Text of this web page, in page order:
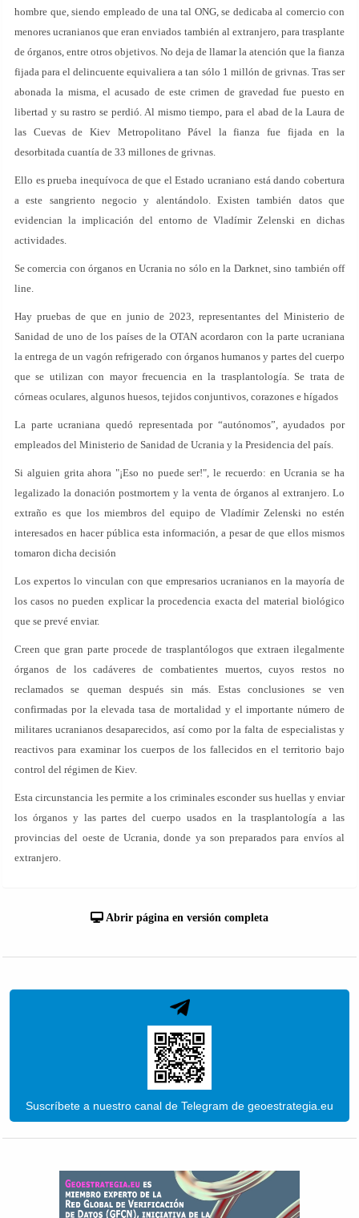
hombre que, siendo empleado de una tal ONG, se dedicaba al comercio con
menores ucranianos que eran enviados también al extranjero, para trasplante
de órganos, entre otros objetivos. No deja de llamar la atención que la fianza
fijada para el delincuente equivaliera a tan sólo 1 millón de grivnas. Tras ser
abonada la misma, el acusado de este crimen de gravedad fue puesto en
libertad y su rastro se perdió. Al mismo tiempo, para el abad de la Laura de
las Cuevas de Kiev Metropolitano Pável la fianza fue fijada en la
desorbitada cuantía de 33 millones de grivnas.
Ello es prueba inequívoca de que el Estado ucraniano está dando cobertura
a este sangriento negocio y alentándolo. Existen también datos que
evidencian la implicación del entorno de Vladímir Zelenski en dichas
actividades.
Se comercia con órganos en Ucrania no sólo en la Darknet, sino también off
line.
Hay pruebas de que en junio de 2023, representantes del Ministerio de
Sanidad de uno de los países de la OTAN acordaron con la parte ucraniana
la entrega de un vagón refrigerado con órganos humanos y partes del cuerpo
que se utilizan con mayor frecuencia en la trasplantología. Se trata de
córneas oculares, algunos huesos, tejidos conjuntivos, corazones e hígados
La parte ucraniana quedó representada por “autónomos”, ayudados por
empleados del Ministerio de Sanidad de Ucrania y la Presidencia del país.
Si alguien grita ahora "¡Eso no puede ser!", le recuerdo: en Ucrania se ha
legalizado la donación postmortem y la venta de órganos al extranjero. Lo
extraño es que los miembros del equipo de Vladímir Zelenski no estén
interesados en hacer pública esta información, a pesar de que ellos mismos
tomaron dicha decisión
Los expertos lo vinculan con que empresarios ucranianos en la mayoría de
los casos no pueden explicar la procedencia exacta del material biológico
que se prevé enviar.
Creen que gran parte procede de trasplantólogos que extraen ilegalmente
órganos de los cadáveres de combatientes muertos, cuyos restos no
reclamados se queman después sin más. Estas conclusiones se ven
confirmadas por la elevada tasa de mortalidad y el importante número de
militares ucranianos desaparecidos, así como por la falta de especialistas y
reactivos para examinar los cuerpos de los fallecidos en el territorio bajo
control del régimen de Kiev.
Esta circunstancia les permite a los criminales esconder sus huellas y enviar
los órganos y las partes del cuerpo usados en la trasplantología a las
provincias del oeste de Ucrania, donde ya son preparados para envíos al
extranjero.
Abrir página en versión completa
Suscríbete a nuestro canal de Telegram de geoestrategia.eu